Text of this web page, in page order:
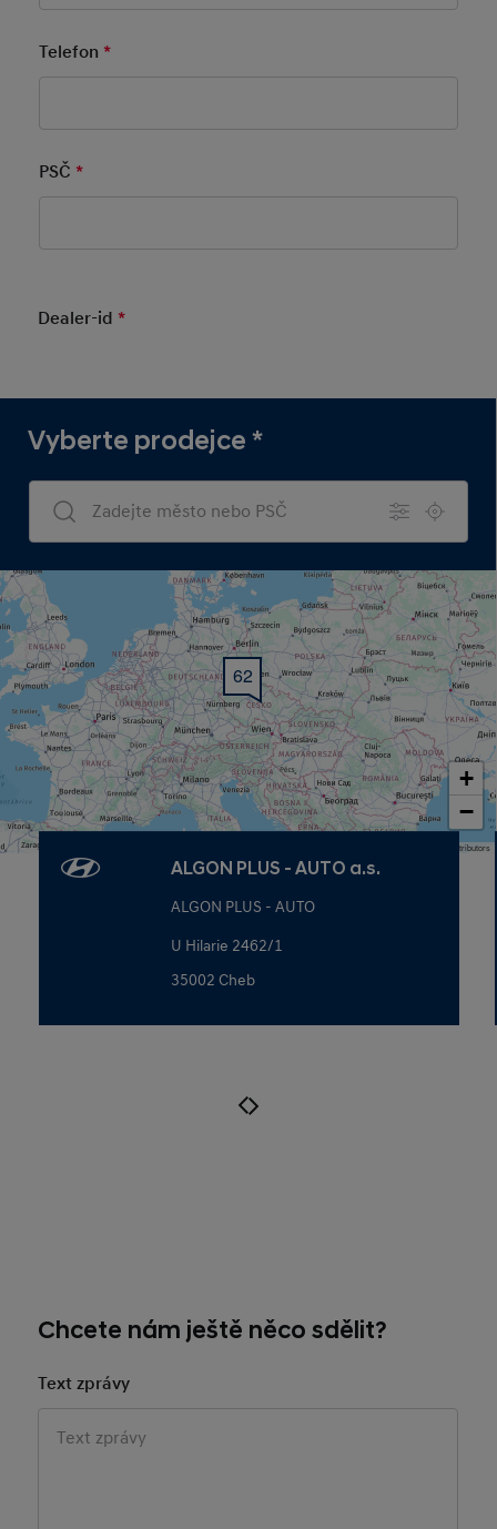
Telefon *Mandatory Field
PSČ *Mandatory Field
Dealer-id*
62
+
−
Map data © OpenStreetMap contributors
Vyberte prodejce*
Dealers Search
ALGON PLUS - AUTO a.s.
ALGON PLUS - AUTO
U Hilarie 2462/1
35002 Cheb
Chcete nám ještě něco sdělit?
Text zprávy